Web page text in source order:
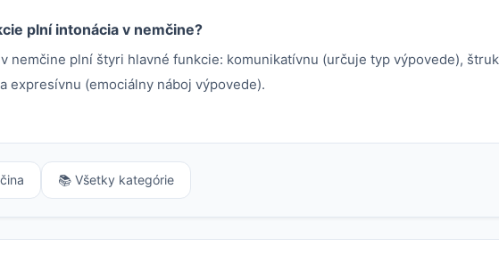
plní intonácia v nemčine?
nemčine plní štyri hlavné funkcie: komunikatívnu (určuje typ výpovede),
expresívnu (emociálny náboj výpovede).
📚 Všetky kategórie